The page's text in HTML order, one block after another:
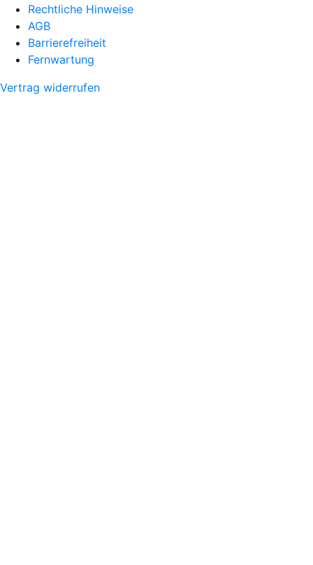
Rechtliche Hinweise
AGB
Barrierefreiheit
Fernwartung
Vertrag widerrufen